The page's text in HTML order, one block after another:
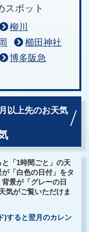
スポット
柳川
櫛田神社
博多阪急
以上先のお天気
「1時間ごと」の天
「白色の日付」をタ
景が「グレーの日
気がご覧いただけま
)すると翌月のカレン